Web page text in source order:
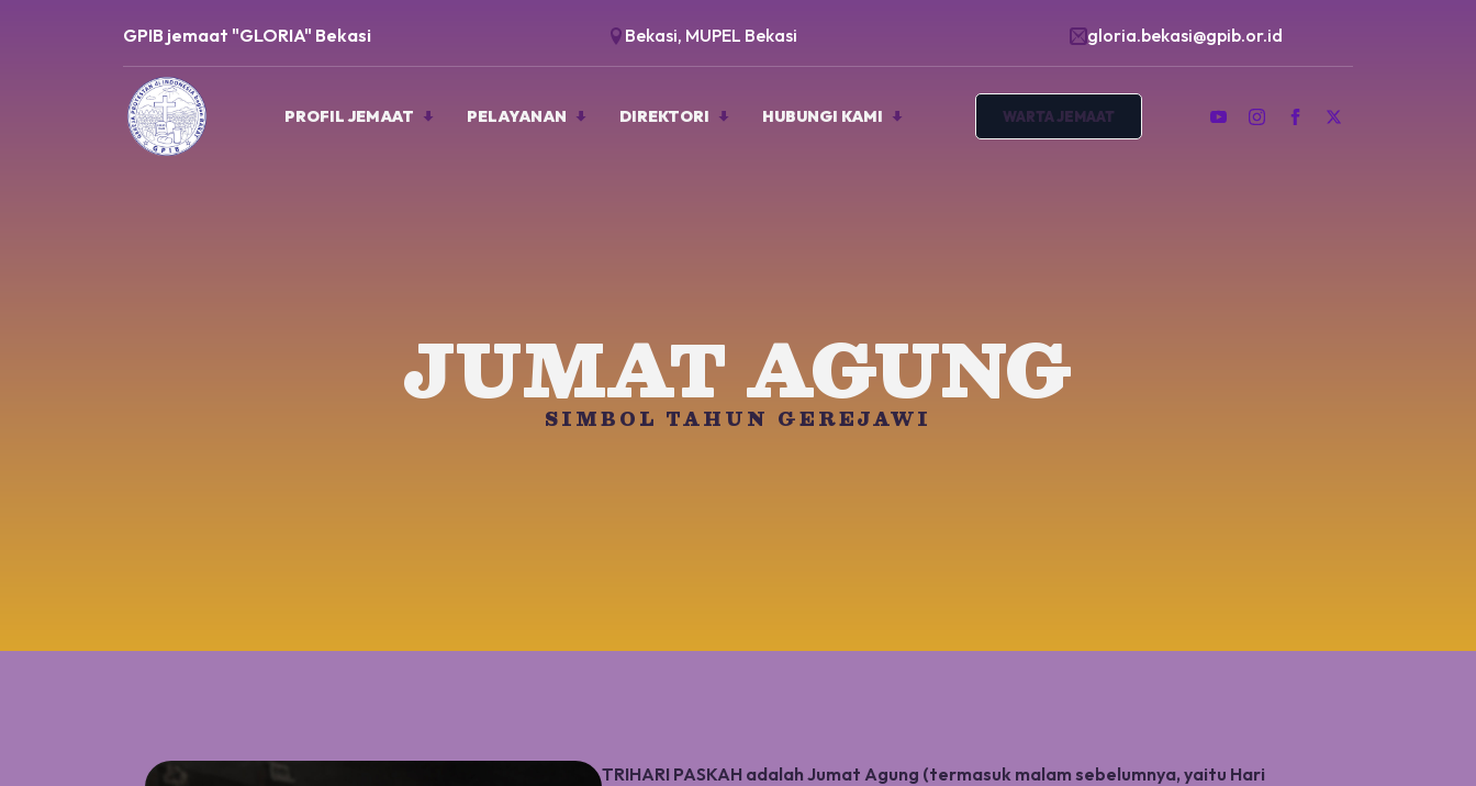
GPIB jemaat "GLORIA" Bekasi Bekasi, MUPEL Bekasi gloria.bekasi@gpib.or.id
PROFIL JEMAAT PELAYANAN DIREKTORI HUBUNGI KAMI WARTA JEMAAT
JUMAT AGUNG
SIMBOL TAHUN GEREJAWI
TRIHARI PASKAH adalah Jumat Agung (termasuk malam sebelumnya, yaitu Hari